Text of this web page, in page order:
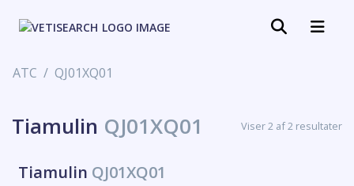
ATC QJ01XQ01
Tiamulin QJ01XQ01 Viser 2 af 2 resultater
Tiamulin QJ01XQ01